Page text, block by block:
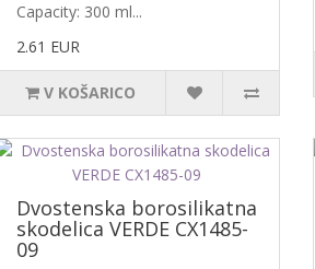
Capacity: 300 ml...
2.61 EUR
V KOŠARICO
Dvostenska borosilikatna
skodelica VERDE CX1485-
09